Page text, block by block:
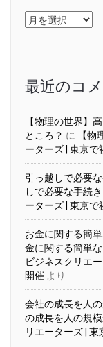
ア
ー
最近のコ
【物理の世界】
ところ？ に
【
ーターズ | 東京
引っ越しで必要
しで必要な手続
ーターズ | 東京
お金に関する簡
金に関する簡単
ビジネスクリエ
開催 より
会社の成長を人
の成長を人の規
リエーターズ |